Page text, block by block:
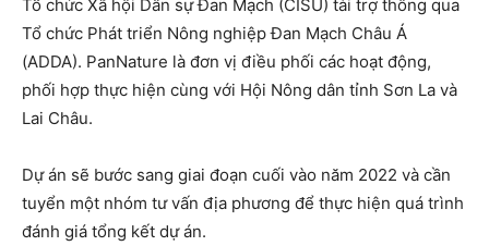
Tổ chức Xã hội Dân sự Đan Mạch (CISU) tài trợ thông qua
Tổ chức Phát triển Nông nghiệp Đan Mạch Châu Á
(ADDA). PanNature là đơn vị điều phối các hoạt động,
phối hợp thực hiện cùng với Hội Nông dân tỉnh Sơn La và
Lai Châu.
Dự án sẽ bước sang giai đoạn cuối vào năm 2022 và cần
tuyển một nhóm tư vấn địa phương để thực hiện quá trình
đánh giá tổng kết dự án.